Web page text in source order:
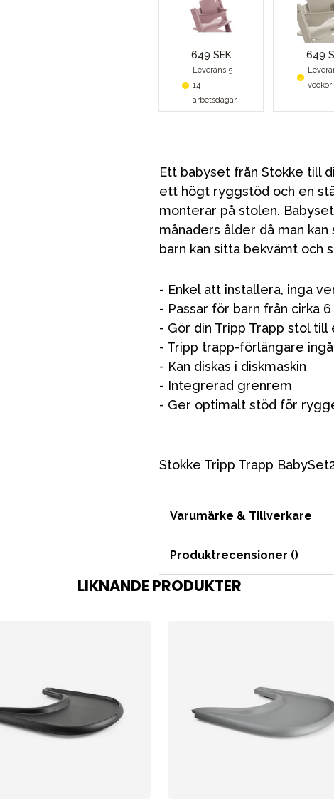
649 SEK
Leverans 5-
14
arbetsdagar
649
veckor
Ett babyset från Stokke till
ett högt ryggstöd och en
monterar på stolen.
månaders ålder då man
barn kan sitta bekvämt och
- Enkel att installera, inga
- Passar för barn från cirka
- Gör din Tripp Trapp stol
- Tripp trapp-förlängare
- Kan diskas i diskmaskin
- Integrerad grenrem
- Ger optimalt stöd för
Stokke Tripp Trapp
Varumärke & Tillverkare
Produktrecensioner ()
LIKNANDE PRODUKTER
Förälder
Möbler & bädd
Tillbehör
Reservdelar
Guider Kontakta oss Uthyrning